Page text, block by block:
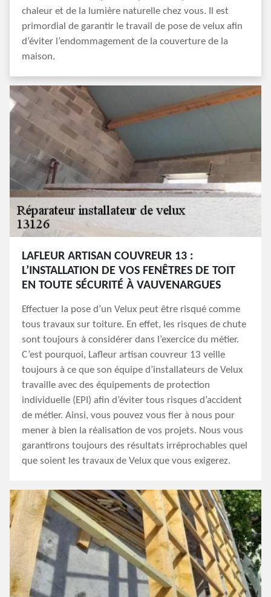
chaleur et de la lumière naturelle chez vous. Il est
primordial de garantir le travail de pose de velux afin
d’éviter l’endommagement de la couverture de la
maison.
LAFLEUR ARTISAN COUVREUR 13 :
L’INSTALLATION DE VOS FENÊTRES DE TOIT
EN TOUTE SÉCURITÉ À VAUVENARGUES
Effectuer la pose d’un Velux peut être risqué comme
tous travaux sur toiture. En effet, les risques de chute
sont toujours à considérer dans l’exercice du métier.
C’est pourquoi, Lafleur artisan couvreur 13 veille
toujours à ce que son équipe d’installateurs de Velux
travaille avec des équipements de protection
individuelle (EPI) afin d’éviter tous risques d’accident
de métier. Ainsi, vous pouvez vous fier à nous pour
mener à bien la réalisation de vos projets. Nous vous
garantirons toujours des résultats irréprochables quel
que soient les travaux de Velux que vous exigerez.